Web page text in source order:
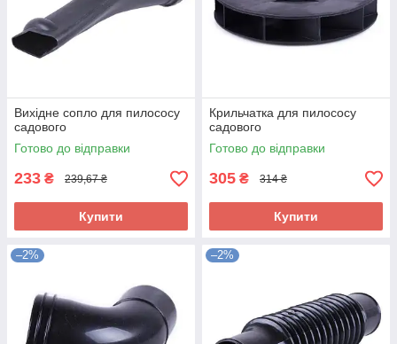
Вихідне сопло для пилососу
садового
Готово до відправки
233 ₴ 239,67 ₴
Купити
Крильчатка для пилососу
садового
Готово до відправки
305 ₴ 314 ₴
Купити
–2% –2%